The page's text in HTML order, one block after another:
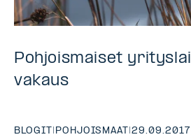
Pohjoismaiset
vakaus
BLOGIT POHJOISMAAT |29.09.2017